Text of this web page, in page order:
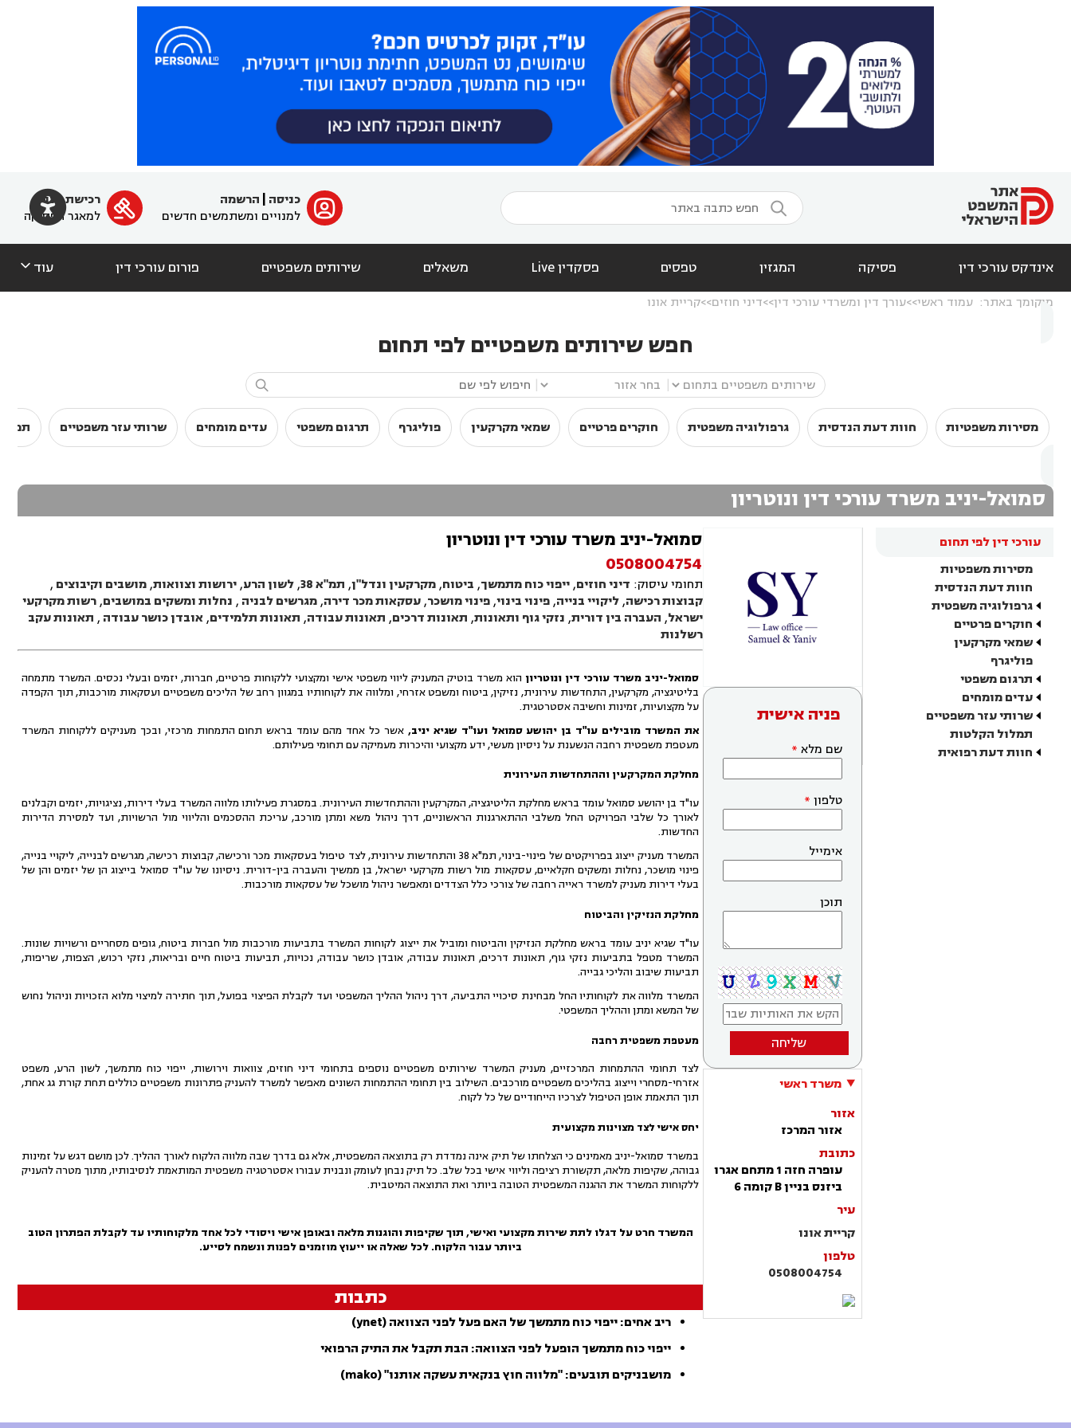
  ﱐ כניסה
הרשמה
למנויים ומשתמשים חדשים

רכישת מנוי
למאגר הפסיקה
אינדקס עורכי דין פסיקה המגזין טפסים פסקדין Live משאלים שירותים משפטיים פורום עורכי דין עוד 
מיקומך באתר: עמוד ראשי עורך דין ומשרדי עורכי דין דיני חוזים קריית אונו
חפש שירותים משפטיים לפי תחום

מסירות משפטיות חוות דעת הנדסית גרפולוגיה משפטית חוקרים פרטיים שמאי מקרקעין פוליגרף תרגום משפטי עדים מומחים שרותי עזר משפטיים
סמואל-יניב משרד עורכי דין ונוטריון
עורכי דין לפי תחום
מסירות משפטיות
חוות דעת הנדסית
גרפולוגיה משפטית
חוקרים פרטיים
שמאי מקרקעין
פוליגרף
תרגום משפטי
עדים מומחים
שרותי עזר משפטיים
תמלול הקלטות
חוות דעת רפואית
פניה אישית
שם מלא
טלפון
אימייל
תוכן
שליחה
משרד ראשי
אזור
אזור המרכז
כתובת
עופרה חזה 1 מתחם אגרו
ביזנס בניין B קומה 6
עיר
קריית אונו
טלפון
0508004754
סמואל-יניב משרד עורכי דין ונוטריון
0508004754
תחומי עיסוק: דיני חוזים,ייפוי כוח מתמשך, ביטוח,מקרקעין ונדל"ן, תמ"א 38 ,לשון הרע,ירושות וצוואות,מושבים וקיבוצים ,
קבוצות רכישה,ליקויי בנייה,פינוי בינוי,פינוי מושכר,עסקאות מכר דירה,מגרשים לבניה , נחלות ומשקים במושבים,רשות מקרקעי
ישראל, העברה בין דורית, נזקי גוף ותאונות, תאונות דרכים, תאונות עבודה, תאונות תלמידים,אובדן כושר עבודה , תאונות עקב
רשלנות
סמואל-יניב משרד עורכי דין ונוטריון הוא משרד בוטיק המעניק ליווי משפטי אישי ומקצועי ללקוחות פרטיים, חברות, יזמים ובעלי נכסים. המשרד מתמחה
בליטיגציה, מקרקעין, התחדשות עירונית, נזיקין, ביטוח ומשפט אזרחי, ומלווה את לקוחותיו במגוון רחב של הליכים משפטיים ועסקאות מורכבות, תוך הקפדה
על מקצועיות, זמינות וחשיבה אסטרטגית.
את המשרד מובילים עו"ד בן יהושע סמואל ועו"ד שגיא יניב, אשר כל אחד מהם עומד בראש תחום התמחות מרכזי, ובכך מעניקים ללקוחות המשרד
מעטפת משפטית רחבה הנשענת על ניסיון מעשי, ידע מקצועי והיכרות מעמיקה עם תחומי פעילותם.
מחלקת המקרקעין וההתחדשות העירונית
עו"ד בן יהושע סמואל עומד בראש מחלקת הליטיגציה, המקרקעין וההתחדשות העירונית. במסגרת פעילותו מלווה המשרד בעלי דירות, נציגויות, יזמים וקבלנים
לאורך כל שלבי הפרויקט החל משלבי ההתארגנות הראשוניים, דרך ניהול משא ומתן מורכב, עריכת ההסכמים והליווי מול הרשויות, ועד למסירת הדירות
החדשות.
המשרד מעניק ייצוג בפרויקטים של פינוי-בינוי, תמ"א 38 והתחדשות עירונית, לצד טיפול בעסקאות מכר ורכישה, קבוצות רכישה, מגרשים לבנייה, ליקויי בנייה,
פינוי מושכר, נחלות ומשקים חקלאיים, עסקאות מול רשות מקרקעי ישראל, בן ממשיך והעברה בין-דורית. ניסיונו של עו"ד סמואל בייצוג הן של יזמים והן של
בעלי דירות מעניק למשרד ראייה רחבה של צורכי כלל הצדדים ומאפשר ניהול מושכל של עסקאות מורכבות.
מחלקת הנזיקין והביטוח
עו"ד שגיא יניב עומד בראש מחלקת הנזיקין והביטוח ומוביל את ייצוג לקוחות המשרד בתביעות מורכבות מול חברות ביטוח, גופים מסחריים ורשויות שונות.
המשרד מטפל בתביעות נזקי גוף, תאונות דרכים, תאונות עבודה, אובדן כושר עבודה, נכויות, תביעות ביטוח חיים ובריאות, נזקי רכוש, הצפות, שריפות,
תביעות שיבוב והליכי גבייה.
המשרד מלווה את לקוחותיו החל מבחינת סיכויי התביעה, דרך ניהול ההליך המשפטי ועד לקבלת הפיצוי בפועל, תוך חתירה למיצוי מלוא הזכויות וניהול נחוש
של המשא ומתן וההליך המשפטי.
מעטפת משפטית רחבה
לצד תחומי ההתמחות המרכזיים, מעניק המשרד שירותים משפטיים נוספים בתחומי דיני חוזים, צוואות וירושות, ייפוי כוח מתמשך, לשון הרע, משפט
אזרחי-מסחרי וייצוג בהליכים משפטיים מורכבים. השילוב בין תחומי ההתמחות השונים מאפשר למשרד להעניק פתרונות משפטיים כוללים תחת קורת גג אחת,
תוך התאמת אופן הטיפול לצרכיו הייחודיים של כל לקוח.
יחס אישי לצד מצוינות מקצועית
במשרד סמואל-יניב מאמינים כי הצלחתו של תיק אינה נמדדת רק בתוצאה המשפטית, אלא גם בדרך שבה מלווה הלקוח לאורך ההליך. לכן מושם דגש על זמינות
גבוהה, שקיפות מלאה, תקשורת רציפה וליווי אישי בכל שלב. כל תיק נבחן לעומק ונבנית עבורו אסטרטגיה משפטית המותאמת לנסיבותיו, מתוך מטרה להעניק
ללקוחות המשרד את ההגנה המשפטית הטובה ביותר ואת התוצאה המיטבית.
המשרד חרט על דגלו לתת שירות מקצועי ואישי, תוך שקיפות והוגנות מלאה ובאופן אישי ויסודי לכל אחד מלקוחותיו עד לקבלת הפתרון הטוב
ביותר עבור הלקוח. לכל שאלה או ייעוץ מוזמנים לפנות ונשמח לסייע.
כתבות
ריב אחים: ייפוי כוח מתמשך של האם פעל לפני הצוואה (ynet)
ייפוי כוח מתמשך הופעל לפני הצוואה: הבת תקבל את התיק הרפואי
מושבניקים תובעים: "מלווה חוץ בנקאית עשקה אותנו" (mako)